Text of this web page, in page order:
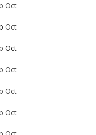
Oct
Oct
Oct
Oct
Oct
Oct